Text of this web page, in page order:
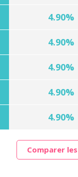
4.90%
4.90%
4.90%
4.90%
4.90%
Comparer